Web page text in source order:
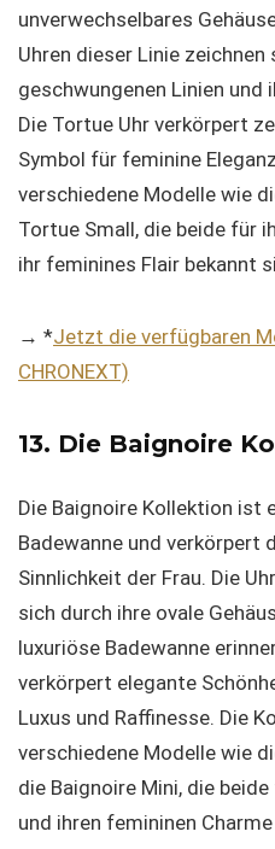
unverwechselbares
Uhren dieser Linie zeichnen
geschwungenen Linien und
Die Tortue Uhr verkörpert
Symbol für feminine
verschiedene Modelle wie
Tortue Small, die beide für
ihr feminines Flair bekannt
→ *Jetzt die verfügbaren
CHRONEXT)
13. Die Baignoire
Die Baignoire Kollektion ist
Badewanne und verkörpert
Sinnlichkeit der Frau. Die
sich durch ihre ovale
luxuriöse Badewanne
verkörpert elegante
Luxus und Raffinesse. Die
verschiedene Modelle wie
die Baignoire Mini, die
und ihren femininen